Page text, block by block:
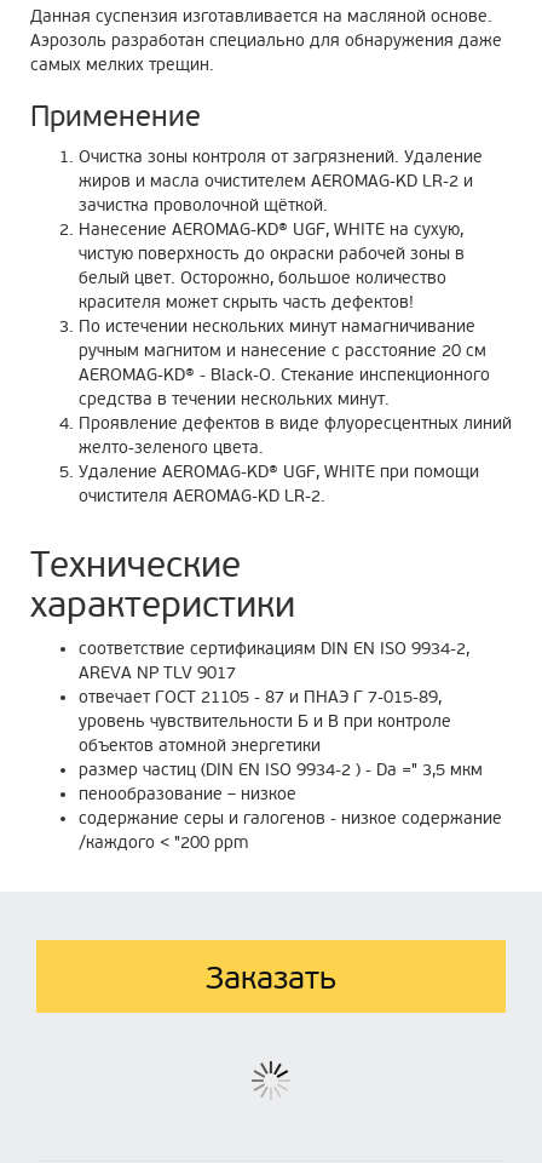
Данная суспензия изготавливается на масляной основе.
Аэрозоль разработан специально для обнаружения даже
самых мелких трещин.
Применение
Очистка зоны контроля от загрязнений. Удаление
жиров и масла очистителем AEROMAG-KD LR-2 и
зачистка проволочной щёткой.
Нанесение AEROMAG-KD® UGF, WHITE на сухую,
чистую поверхность до окраски рабочей зоны в
белый цвет. Осторожно, большое количество
красителя может скрыть часть дефектов!
По истечении нескольких минут намагничивание
ручным магнитом и нанесение с расстояние 20 см
AEROMAG-KD® - Black-O. Стекание инспекционного
средства в течении нескольких минут.
Проявление дефектов в виде флуоресцентных линий
желто-зеленого цвета.
Удаление AEROMAG-KD® UGF, WHITE при помощи
очистителя AEROMAG-KD LR-2.
Технические
характеристики
соответствие сертификациям DIN EN ISO 9934-2,
AREVA NP TLV 9017
отвечает ГОСТ 21105 - 87 и ПНАЭ Г 7-015-89,
уровень чувствительности Б и В при контроле
объектов атомной энергетики
размер частиц (DIN EN ISO 9934-2 ) - Da =" 3,5 мкм
пенообразование – низкое
содержание серы и галогенов - низкое содержание
/каждого < "200 ppm
Заказать